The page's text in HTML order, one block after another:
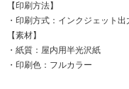
【印刷方法】
・印刷方式：インクジェット出
【素材】
・紙質：屋内用半光沢紙
・印刷色：フルカラー